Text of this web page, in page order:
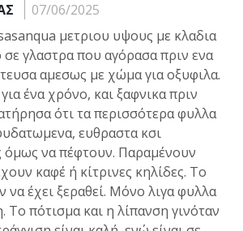
07/06/2025
μετριου υψους με κλαδια
γλαστρα που αγόρασα πριν ενα
αμεσως με χώμα για οξυφιλα.
ένα χρόνο, και ξαφνικα πριν
ότι τα περισσότερα φυλλα
ευθραστα κσι
όμως να πέφτουν. Παραμένουν
καφέ ή κίτρινες κηλίδες. Το
να έχει ξεραθεί. Μόνο λιγα φυλλα
Το πότισμα και η λίπανση γινόταν